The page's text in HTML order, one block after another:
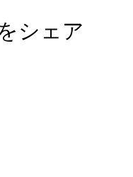
シェア